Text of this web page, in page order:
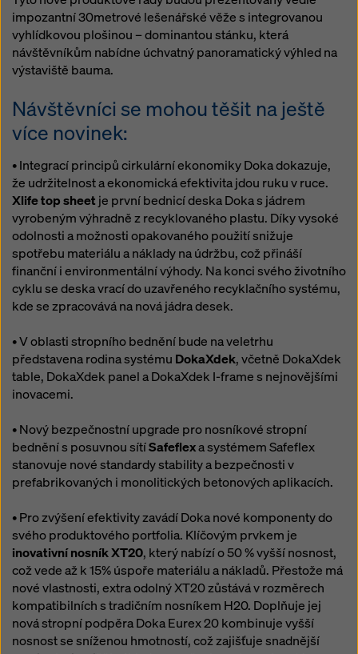
impozantní 30metrové lešenářské věže s integrovanou
vyhlídkovou plošinou – dominantou stánku, která
návštěvníkům nabídne úchvatný panoramatický výhled na
výstaviště bauma.
Návštěvníci se mohou těšit na ještě
více novinek:
• Integrací principů cirkulární ekonomiky Doka dokazuje,
že udržitelnost a ekonomická efektivita jdou ruku v ruce.
Xlife top sheet je první bednicí deska Doka s jádrem
vyrobeným výhradně z recyklovaného plastu. Díky vysoké
odolnosti a možnosti opakovaného použití snižuje
spotřebu materiálu a náklady na údržbu, což přináší
finanční i environmentální výhody. Na konci svého životního
cyklu se deska vrací do uzavřeného recyklačního systému,
kde se zpracovává na nová jádra desek.
• V oblasti stropního bednění bude na veletrhu
představena rodina systému DokaXdek, včetně DokaXdek
table, DokaXdek panel a DokaXdek I-frame s nejnovějšími
inovacemi.
• Nový bezpečnostní upgrade pro nosníkové stropní
bednění s posuvnou sítíSafeflexa systémem Safeflex
stanovuje nové standardy stability a bezpečnosti v
prefabrikovaných i monolitických betonových aplikacích.
• Pro zvýšení efektivity zavádí Doka nové komponenty do
svého produktového portfolia. Klíčovým prvkem je
inovativní nosník XT20, který nabízí o 50 % vyšší nosnost,
což vede až k 15% úspoře materiálu a nákladů. Přestože má
nové vlastnosti, extra odolný XT20 zůstává v rozměrech
kompatibilních s tradičním nosníkem H20. Doplňuje jej
nová stropní podpěra Doka Eurex 20 kombinuje vyšší
nosnost se sníženou hmotností, což zajišťuje snadnější